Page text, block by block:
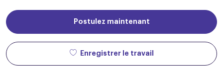
Postulez maintenant
Enregistrer le travail